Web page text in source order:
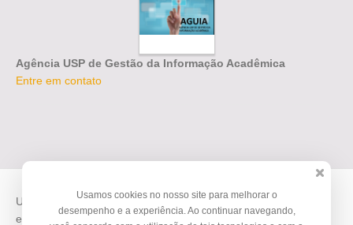
Agência USP de Gestão da Informação Acadêmica
Entre em contato
Use o
para vender suas inscrições e organizar seus
eventos.
Usamos cookies no nosso site para melhorar o
desempenho e a experiência. Ao continuar navegando,